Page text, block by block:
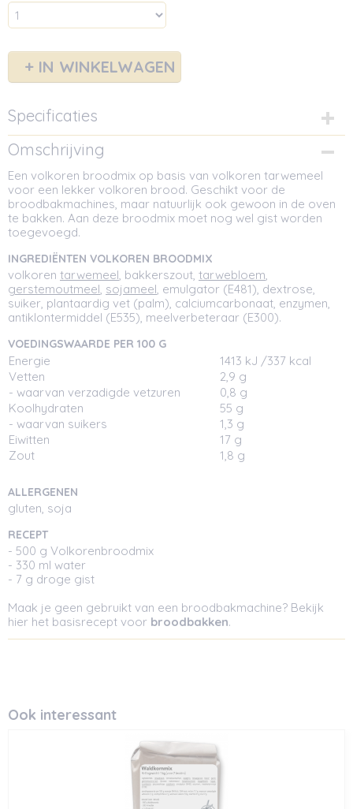
IN WINKELWAGEN
Specificaties
Netto gewicht
0,50 Kg
Omschrijving
Een volkoren broodmix op basis van volkoren tarwemeel
voor een lekker volkoren brood. Geschikt voor de
broodbakmachines, maar natuurlijk ook gewoon in de oven
te bakken. Aan deze broodmix moet nog wel gist worden
toegevoegd.
INGREDIËNTEN VOLKOREN BROODMIX
volkoren tarwemeel, bakkerszout, tarwebloem,
gerstemoutmeel, sojameel, emulgator (E481), dextrose,
suiker, plantaardig vet (palm), calciumcarbonaat, enzymen,
antiklontermiddel (E535), meelverbeteraar (E300).
VOEDINGSWAARDE PER 100 G
Energie
1413 kJ /337 kcal
Vetten
2,9 g
- waarvan verzadigde vetzuren
0,8 g
Koolhydraten
55 g
- waarvan suikers
1,3 g
Eiwitten
17 g
Zout
1,8 g
ALLERGENEN
gluten, soja
RECEPT
- 500 g Volkorenbroodmix
- 330 ml water
- 7 g droge gist
Maak je geen gebruikt van een broodbakmachine? Bekijk
hier het basisrecept voor broodbakken.
Ook interessant